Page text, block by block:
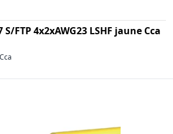
FTP 4x2xAWG23 LSHF jaune Cca